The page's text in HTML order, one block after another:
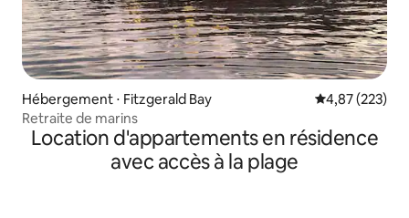
Hébergement ⋅ Fitzgerald Bay Évaluation
4,87 (223)
Retraite de marins
Location d'appartements en résidence
avec accès à la plage